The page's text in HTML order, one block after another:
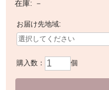
在庫: －
お届け先地域:
購入数： 個